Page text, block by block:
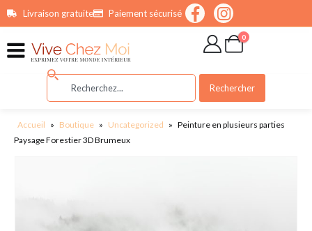
principalLivraison gratuite Paiement sécurisé
0
Rechercher
Accueil » Boutique » Uncategorized » Peinture en plusieurs parties
Paysage Forestier 3D Brumeux